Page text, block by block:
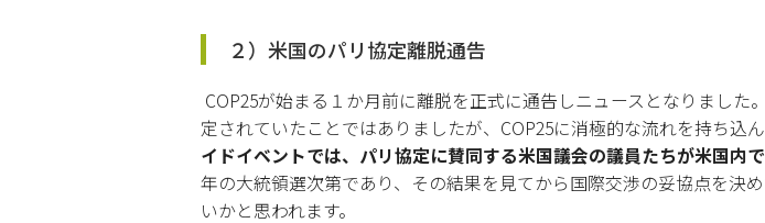
２）米国のパリ協定離脱通告
COP25が始まる１か月前に離脱を正式に通告しニュースとなりまし
定されていたことではありましたが、COP25に消極的な流れを持ち込
イドイベントでは、パリ協定に賛同する米国議会の議員たちが米国内
年の大統領選次第であり、その結果を見てから国際交渉の妥協点を決
いかと思われます。